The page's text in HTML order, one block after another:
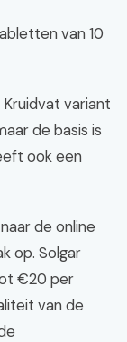
van 10
variant
de basis is
ook een
de online
op. Solgar
€20 per
van de